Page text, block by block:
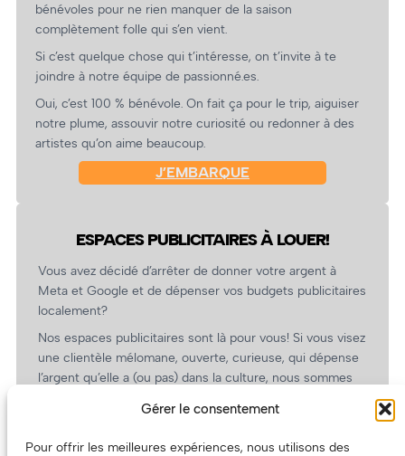
Gérer le consentement
Pour offrir les meilleures expériences, nous utilisons des
bénévoles pour ne rien manquer de la saison
complètement folle qui s’en vient.
Si c’est quelque chose qui t’intéresse, on t’invite à te
joindre à notre équipe de passionné.es.
Oui, c’est 100 % bénévole. On fait ça pour le trip, aiguiser
notre plume, assouvir notre curiosité ou redonner à des
artistes qu’on aime beaucoup.
J’EMBARQUE
ESPACES PUBLICITAIRES À LOUER!
Vous avez décidé d’arrêter de donner votre argent à
Meta et Google et de dépenser vos budgets publicitaires
localement?
Nos espaces publicitaires sont là pour vous! Si vous visez
une clientèle mélomane, ouverte, curieuse, qui dépense
l’argent qu’elle a (ou pas) dans la culture, nous sommes
revient.